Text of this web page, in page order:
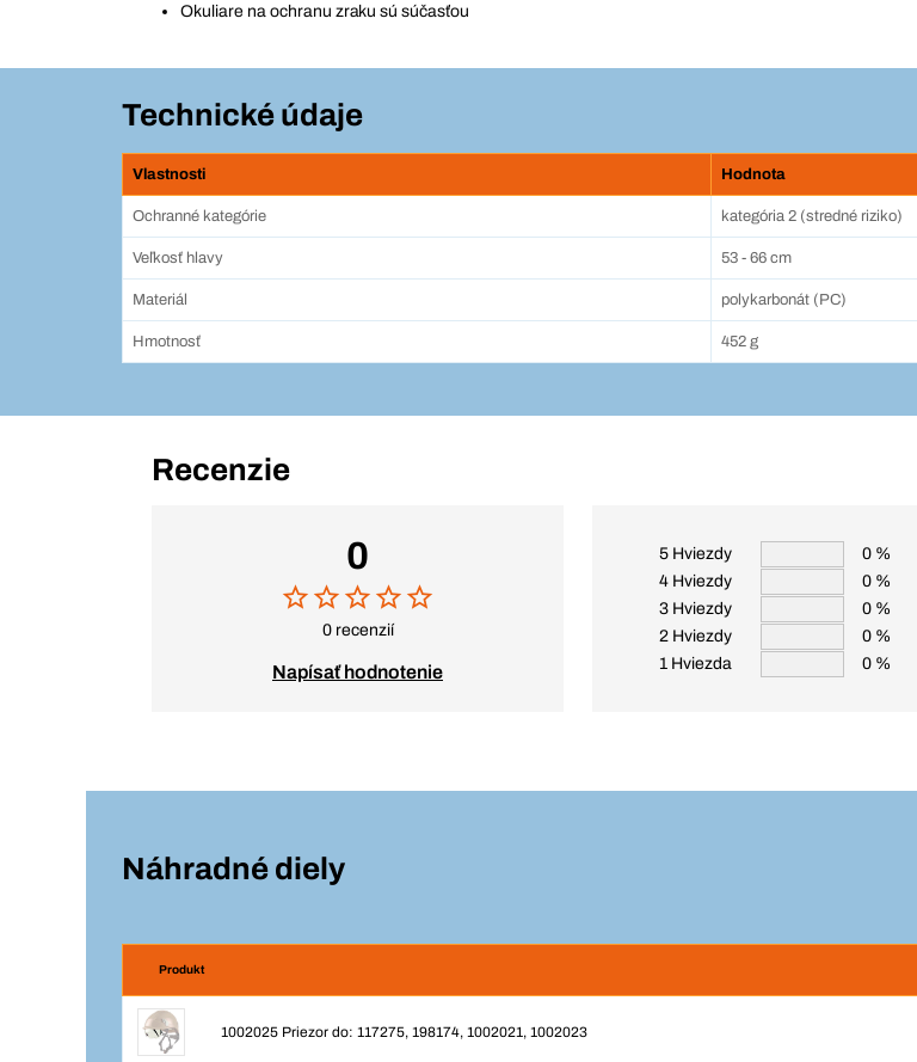
Okuliare na ochranu zraku sú súčasťou
Technické údaje
Vlastnosti Hodnota
Ochranné kategórie kategória 2 (stredné riziko)
Veľkosť hlavy 53 - 66 cm
Materiál polykarbonát (PC)
Hmotnosť 452 g
Recenzie
0
0 recenzií
Napísať hodnotenie
5 Hviezdy
0 %
4 Hviezdy
0 %
3 Hviezdy
0 %
2 Hviezdy
0 %
1 Hviezda
0 %
Náhradné diely
Produkt
1002025 Priezor do: 117275, 198174, 1002021, 1002023